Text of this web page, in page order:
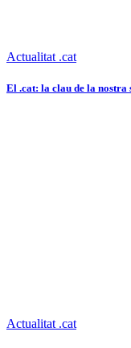
Actualitat .cat
El .cat: la clau de la
Actualitat .cat